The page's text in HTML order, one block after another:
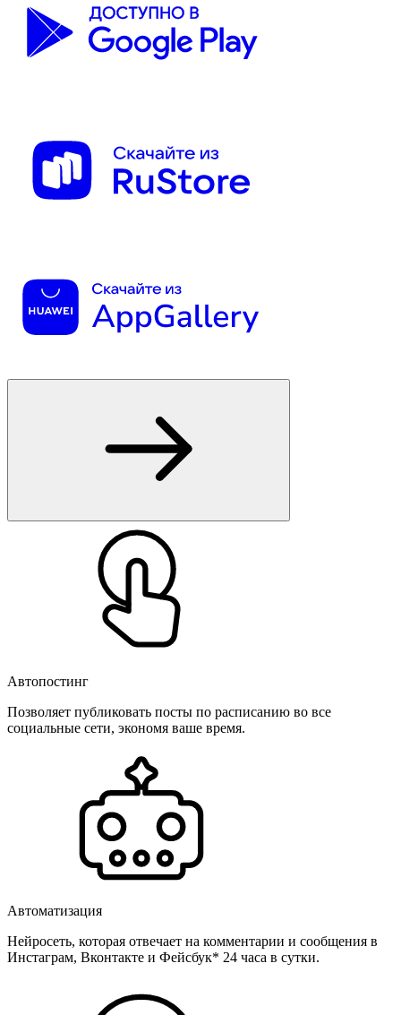
Автопостинг
Позволяет публиковать посты по расписанию во все
социальные сети, экономя ваше время.
Автоматизация
Нейросеть, которая отвечает на комментарии и сообщения в
Инстаграм, Вконтакте и Фейсбук* 24 часа в сутки.